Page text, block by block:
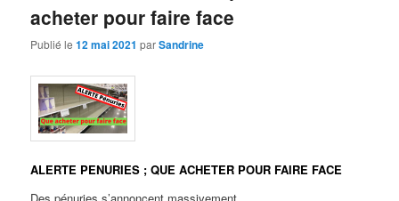
acheter pour faire face
Publié le12 mai 2021 parSandrine
ALERTE PENURIES ; QUE ACHETER POUR FAIRE FACE